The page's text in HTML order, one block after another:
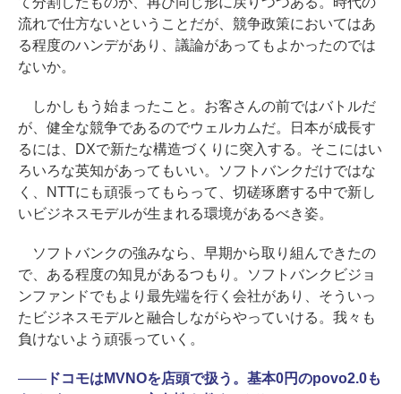
流れで仕方ないということだが、競争政策においてはあ
る程度のハンデがあり、議論があってもよかったのでは
ないか。
しかしもう始まったこと。お客さんの前ではバトルだ
が、健全な競争であるのでウェルカムだ。日本が成長す
るには、DXで新たな構造づくりに突入する。そこにはい
ろいろな英知があってもいい。ソフトバンクだけではな
く、NTTにも頑張ってもらって、切磋琢磨する中で新し
いビジネスモデルが生まれる環境があるべき姿。
ソフトバンクの強みなら、早期から取り組んできたの
で、ある程度の知見があるつもり。ソフトバンクビジョ
ンファンドでもより最先端を行く会社があり、そういっ
たビジネスモデルと融合しながらやっていける。我々も
負けないよう頑張っていく。
――ドコモはMVNOを店頭で扱う。基本0円のpovo2.0も